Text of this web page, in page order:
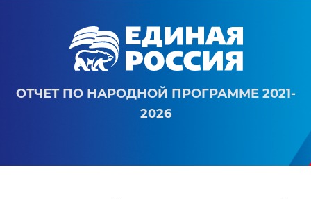
ОТЧЕТ ПО НАРОДНОЙ ПРОГРАММЕ 2021-
2026